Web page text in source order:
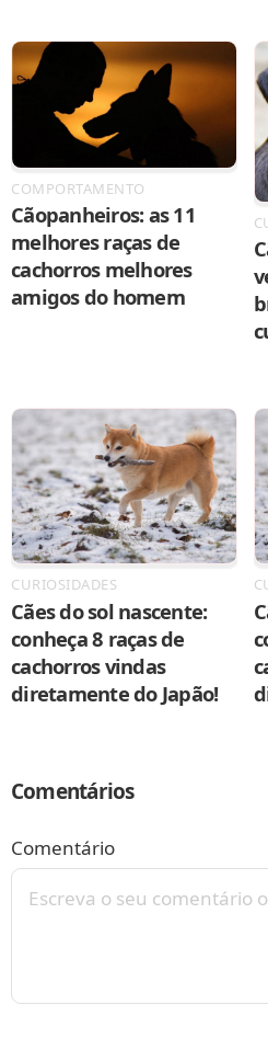
COMPORTAMENTO
Cãopanheiros: as 11
melhores raças de
cachorros melhores
amigos do homem
CURIOSIDADES
Cães do sol nascente:
conheça 8 raças de
cachorros vindas
diretamente do Japão!
Comentários
Comentário